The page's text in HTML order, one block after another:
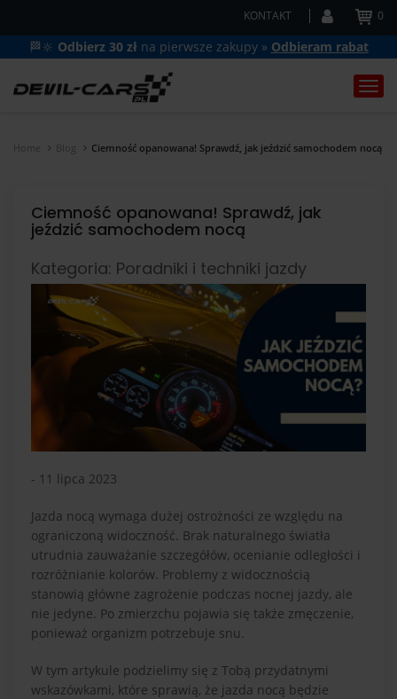
KONTAKT 0
🏁🔆 Odbierz 30 zł na pierwsze zakupy » Odbieram rabat
Home Blog Ciemność opanowana! Sprawdź, jak jeździć samochodem nocą
Ciemność opanowana! Sprawdź, jak
jeździć samochodem nocą
Kategoria: Poradniki i techniki jazdy
- 11 lipca 2023
Jazda nocą wymaga dużej ostrożności ze względu na
ograniczoną widoczność. Brak naturalnego światła
utrudnia zauważanie szczegółów, ocenianie odległości i
rozróżnianie kolorów. Problemy z widocznością
stanowią główne zagrożenie podczas nocnej jazdy, ale
nie jedyne. Po zmierzchu pojawia się także zmęczenie,
ponieważ organizm potrzebuje snu.
W tym artykule podzielimy się z Tobą przydatnymi
wskazówkami, które sprawią, że jazda nocą będzie